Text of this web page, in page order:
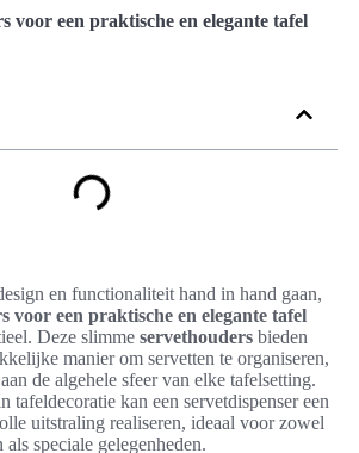
voor een praktische en elegante tafel
en functionaliteit hand in hand gaan,
voor een praktische en elegante tafel
Deze slimme servethouders bieden
manier om servetten te organiseren,
de algehele sfeer van elke tafelsetting.
tafeldecoratie kan een servetdispenser een
uitstraling realiseren, ideaal voor zowel
speciale gelegenheden.